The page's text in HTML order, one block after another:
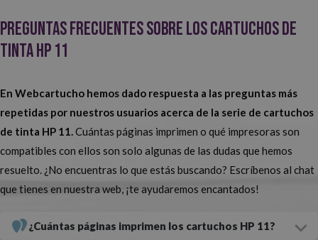
En nuestro catálogo deconsumibles de la marca HPtenemos
una gran selección de cartuchos de tinta HP 11, así como los
de ellos.¿Sueles utilizarlos en versión original o en compatible? En
Webcartucho contamos con ambas versiones para que cada uno de
nuestros clientes pueda elegir aquellos que mejor se adaptan a sus
necesidades. ¿Solamente confías en los consumibles que elabora la
propia marca de la impresora? Cómpralos originales. ¿Prefieres
poder ahorrar algo de dinero? Cómpralos compatibles, la calidad es
prácticamente la misma.
Preguntas frecuentes sobre los cartuchos de
tinta HP 11
En Webcartucho hemos dado respuesta a las preguntas más
repetidas por nuestros usuarios acerca de la serie de cartuchos
de tinta HP 11.Cuántas páginas imprimen o qué impresoras son
compatibles con ellos son solo algunas de las dudas que hemos
resuelto. ¿No encuentras lo que estás buscando? Escríbenos al chat
que tienes en nuestra web, ¡te ayudaremos encantados!
¿Cuántas páginas imprimen los cartuchos HP 11?